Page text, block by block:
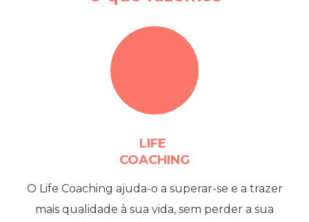
LIFE
COACHING
O Life Coaching ajuda-o a superar-se e a trazer
mais qualidade à sua vida, sem perder a sua